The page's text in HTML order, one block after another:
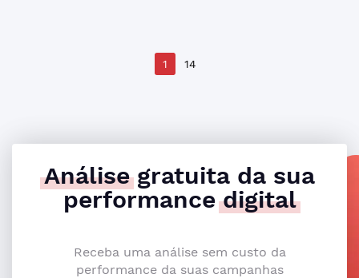
1 14
Análisegratuita da sua
performancedigital
Receba uma análise sem custo da
performance da suas campanhas